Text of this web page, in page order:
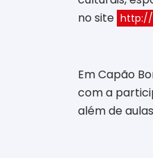
no site http://
Em Capão
com a
além de